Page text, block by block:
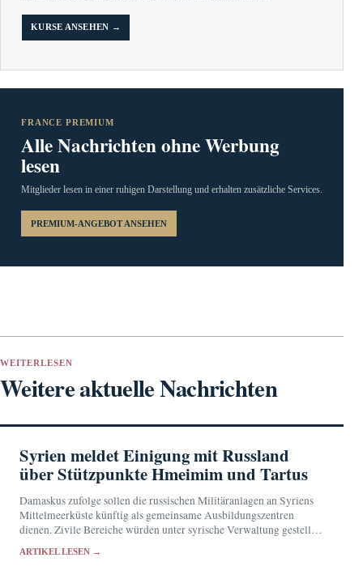
KURSE ANSEHEN →
FRANCE PREMIUM
Alle Nachrichten ohne Werbung
lesen
Mitglieder lesen in einer ruhigen Darstellung und erhalten zusätzliche Services.
PREMIUM-ANGEBOT ANSEHEN
WEITERLESEN
Weitere aktuelle Nachrichten
Syrien meldet Einigung mit Russland
über Stützpunkte Hmeimim und Tartus
Damaskus zufolge sollen die russischen Militäranlagen an Syriens
Mittelmeerküste künftig als gemeinsame Ausbildungszentren
dienen. Zivile Bereiche würden unter syrische Verwaltung gestellt.
ARTIKEL LESEN →